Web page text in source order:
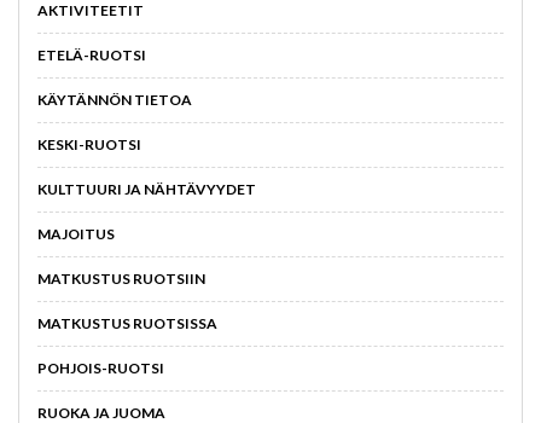
AKTIVITEETIT
ETELÄ-RUOTSI
KÄYTÄNNÖN TIETOA
KESKI-RUOTSI
KULTTUURI JA NÄHTÄVYYDET
MAJOITUS
MATKUSTUS RUOTSIIN
MATKUSTUS RUOTSISSA
POHJOIS-RUOTSI
RUOKA JA JUOMA